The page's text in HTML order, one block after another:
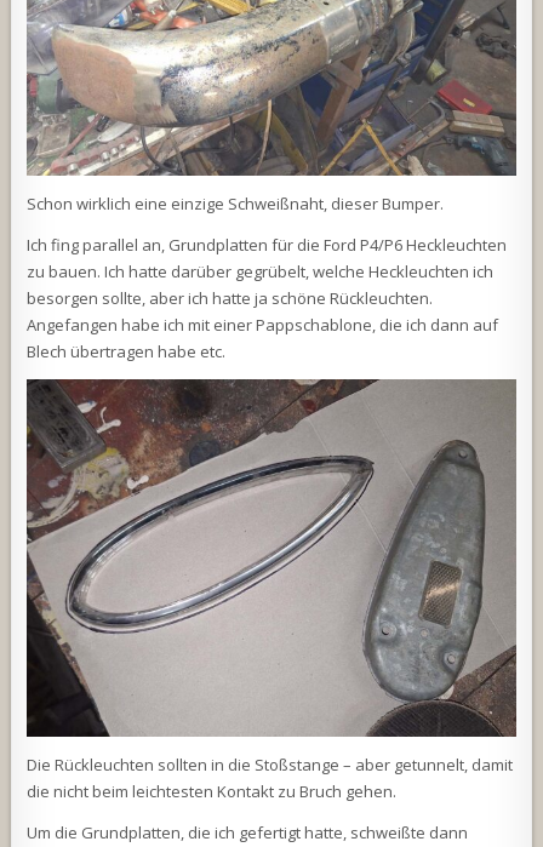
Schon wirklich eine einzige Schweißnaht, dieser Bumper.
Ich fing parallel an, Grundplatten für die Ford P4/P6 Heckleuchten
zu bauen. Ich hatte darüber gegrübelt, welche Heckleuchten ich
besorgen sollte, aber ich hatte ja schöne Rückleuchten.
Angefangen habe ich mit einer Pappschablone, die ich dann auf
Blech übertragen habe etc.
Die Rückleuchten sollten in die Stoßstange – aber getunnelt, damit
die nicht beim leichtesten Kontakt zu Bruch gehen.
Um die Grundplatten, die ich gefertigt hatte, schweißte dann